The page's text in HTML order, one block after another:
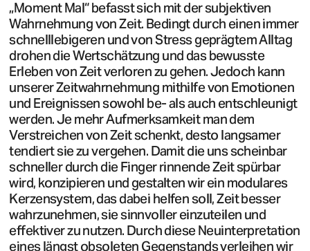
„Moment Mal“ befasst sich mit der subjektiven
Wahrnehmung von Zeit. Bedingt durch einen immer
schnelllebigeren und von Stress geprägtem Alltag
drohen die Wertschätzung und das bewusste
Erleben von Zeit verloren zu gehen. Jedoch kann
unserer Zeitwahrnehmung mithilfe von Emotionen
und Ereignissen sowohl be- als auch entschleunigt
werden. Je mehr Aufmerksamkeit man dem
Verstreichen von Zeit schenkt, desto langsamer
tendiert sie zu vergehen. Damit die uns scheinbar
schneller durch die Finger rinnende Zeit spürbar
wird, konzipieren und gestalten wir ein modulares
Kerzensystem, das dabei helfen soll, Zeit besser
wahrzunehmen, sie sinnvoller einzuteilen und
effektiver zu nutzen. Durch diese Neuinterpretation
eines längst obsoleten Gegenstands verleihen wir